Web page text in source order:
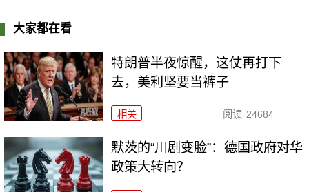
大家都在看
特朗普半夜惊醒，这仗再打下
去，美利坚要当裤子
相关 阅读 24684
默茨的“川剧变脸”：德国政府对华
政策大转向？